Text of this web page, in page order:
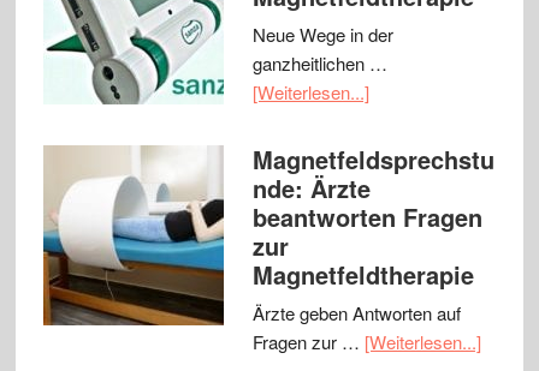
Neue Wege in der
ganzheitlichen …
[Weiterlesen...]
Magnetfeldsprechstu
nde: Ärzte
beantworten Fragen
zur
Magnetfeldtherapie
Ärzte geben Antworten auf
Fragen zur … [Weiterlesen...]